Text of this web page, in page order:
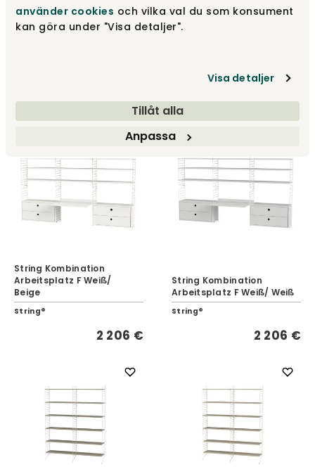
använder cookies och vilka val du som konsument
kan göra under "Visa detaljer".
Visa detaljer
Tillåt alla
Anpassa
String Kombination
2 745 € 2 745 €
String Kombination
Arbeitsplatz F Weiß/
Beige
String®
2 206 €
String Kombination
Arbeitsplatz F Weiß/ Weiß
String®
2 206 €